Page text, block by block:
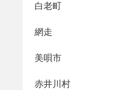
白老町
網走
美唄市
赤井川村